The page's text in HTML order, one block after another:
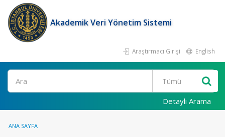
Akademik Veri Yönetim Sistemi
Araştırmacı Girişi English
Ara
Detaylı Arama
ANA SAYFA